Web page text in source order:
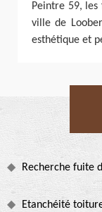
Peintre 59, les
ville de
esthétique et
Recherche fuite
Etanchéité